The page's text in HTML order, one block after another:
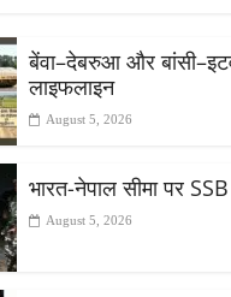
​बेंवा–देबरुआ और
लाइफलाइन
August 5, 2026
भारत-नेपाल सीमा पर
August 5, 2026